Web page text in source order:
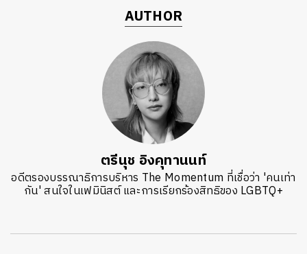
AUTHOR
ตรีนุช อิงคุทานนท์
อดีตรองบรรณาธิการบริหาร The Momentum ที่เชื่อว่า 'คนเท่า
กัน' สนใจในเฟมินิสต์ และการเรียกร้องสิทธิของ LGBTQ+